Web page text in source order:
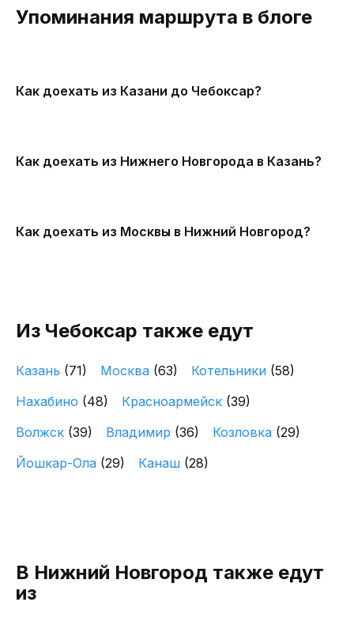
Упоминания маршрута в блоге
Как доехать из Казани до Чебоксар?
Как доехать из Нижнего Новгорода в Казань?
Как доехать из Москвы в Нижний Новгород?
Из Чебоксар также едут
Казань (71) Москва (63) Котельники (58)
Нахабино (48) Красноармейск (39)
Волжск (39) Владимир (36) Козловка (29)
Йошкар-Ола (29) Канаш (28)
В Нижний Новгород также едут
из